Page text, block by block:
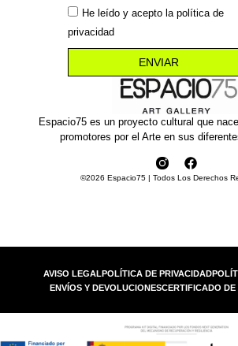
Espacio75 es un proyecto cultural que
promotores por el Arte en sus
©2026 Espacio75 | Todos Los Derechos
He leído y acepto la política de
privacidad
ENVIAR
AVISO LEGAL POLÍTICA DE PRIVACIDAD
ENVÍOS Y DEVOLUCIONESCERTIFICADO